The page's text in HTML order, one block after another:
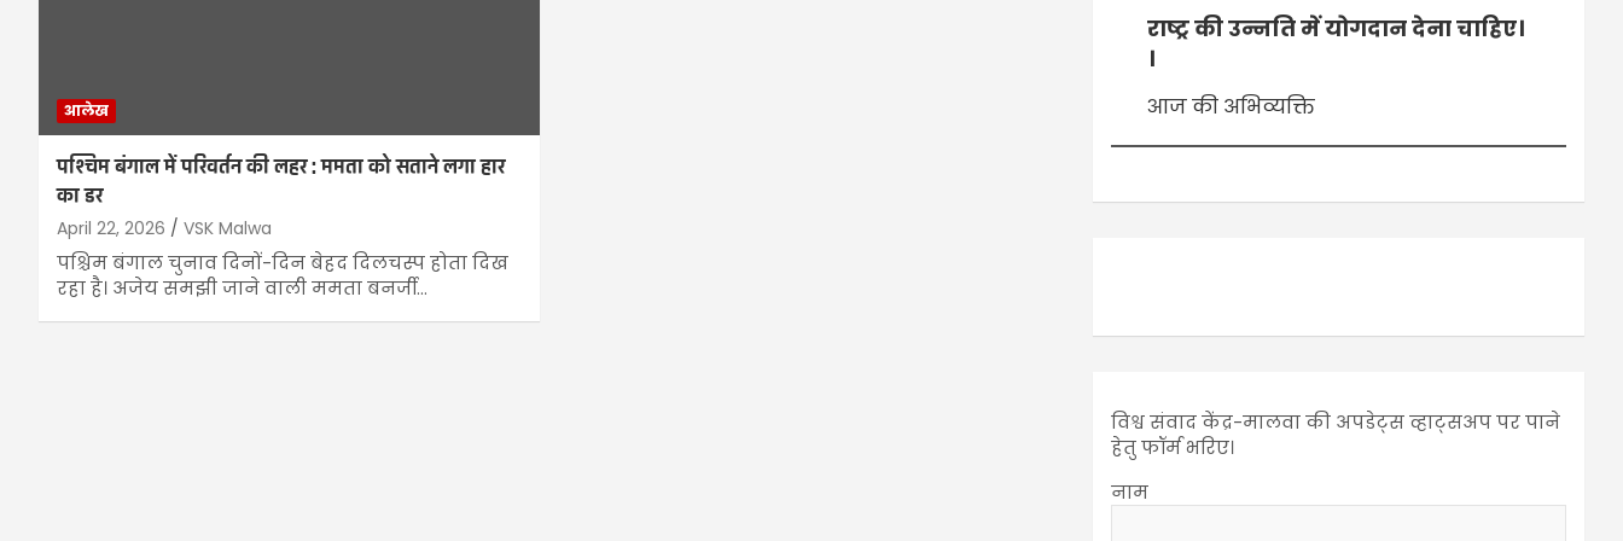
आलेख
पश्चिम बंगाल में परिवर्तन की लहर : ममता को सताने लगा हार
का डर
April 22, 2026 VSK Malwa
पश्चिम बंगाल चुनाव दिनों-दिन बेहद दिलचस्प होता दिख
रहा है। अजेय समझी जाने वाली ममता बनर्जी…
राष्ट्र की उन्नति में योगदान देना चाहिए।
।
आज की अभिव्यक्ति
विश्व संवाद केंद्र-मालवा की अपडेट्स व्हाट्सअप पर पाने
हेतु फॉर्म भरिए।
नाम